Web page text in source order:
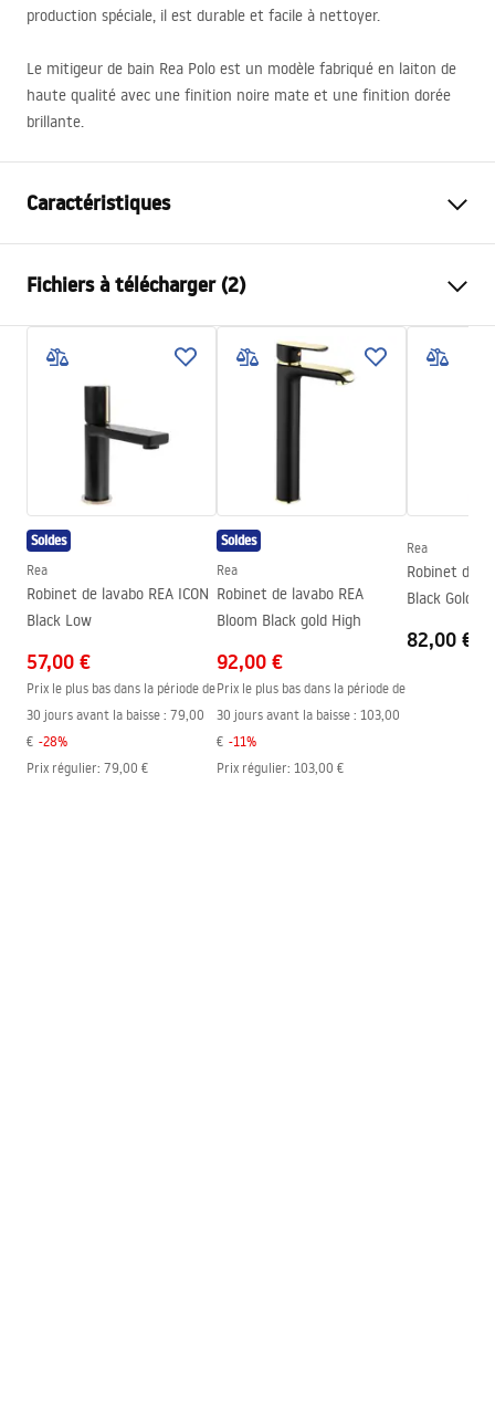
production spéciale, il est durable et facile à nettoyer.
Le mitigeur de bain Rea Polo est un modèle fabriqué en laiton de
haute qualité avec une finition noire mate et une finition dorée
brillante.
Caractéristiques
Méthode de montage
Couleur
Noir/Or
Type de bec
Fixe
Matériel
Portée du bec
Technologie du revêtement
Electroplating
Diamètre de raccordement
½ pouce
Entraxe des raccords
Garantie
5 ans
Fichiers à télécharger (2)
Instructions de montage
Faucet.pdf
Soldes
Rea
Robinet de lavabo REA ICON
Black Low
57,00 €
Prix le plus bas dans la période de
30 jours avant la baisse : 79,00
€ -28%
Prix régulier: 79,00 €
Soldes
Rea
Robinet de lavabo REA
Bloom Black gold High
92,00 €
Prix le plus bas dans la période de
30 jours avant la baisse : 103,00
€ -11%
Prix régulier: 103,00 €
Rea
Robinet de
Black Gold
82,00 €